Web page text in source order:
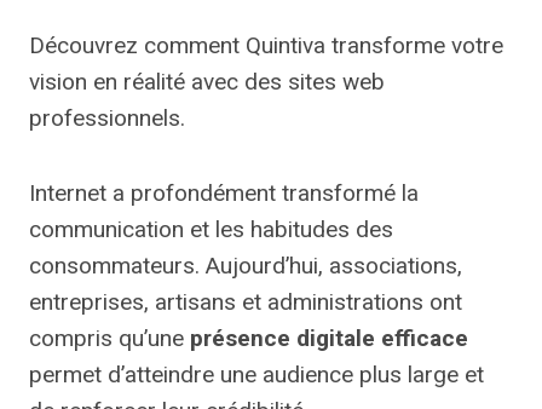
Découvrez comment Quintiva transforme votre
vision en réalité avec des sites web
professionnels.
Internet a profondément transformé la
communication et les habitudes des
consommateurs. Aujourd’hui, associations,
entreprises, artisans et administrations ont
compris qu’une présence digitale efficace
permet d’atteindre une audience plus large et